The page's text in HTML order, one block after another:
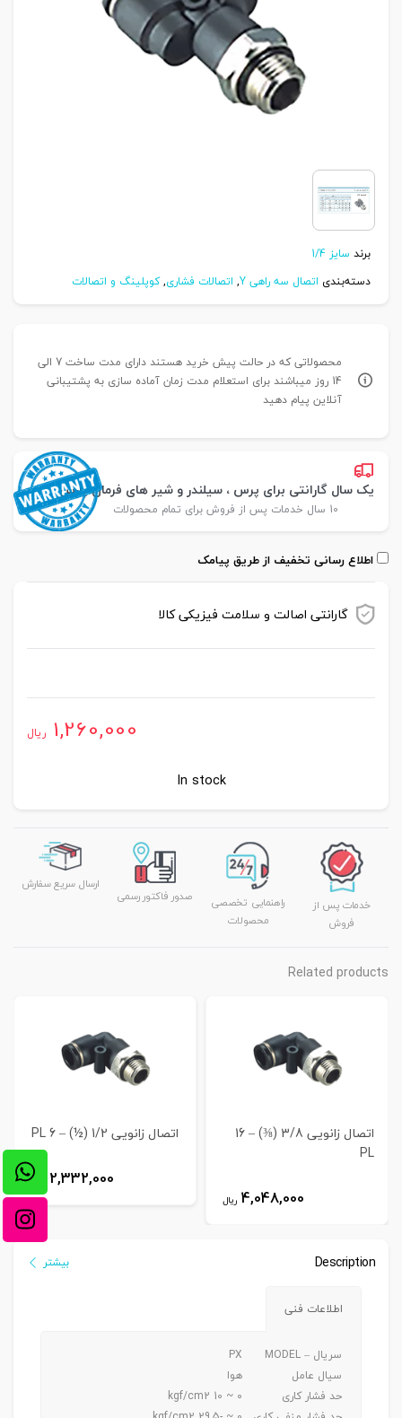
برند سایز 1/4
دسته‌بندی اتصال سه راهی Y , اتصالات فشاری,کوپلینگ و اتصالات
محصولاتی که در حالت پیش خرید هستند دارای مدت ساخت 7 الی
14 روز میباشند برای استعلام مدت زمان آماده سازی به پشتیبانی
آنلاین پیام دهید
یک سال گارانتی برای پرس ، سیلندر و شیر های فرمان پارس
10 سال خدمات پس از فروش برای تمام محصولات
اطلاع رسانی تخفیف از طریق پیامک
گارانتی اصالت و سلامت فیزیکی کالا
1,260,000 ریال
In stock
خدمات پس از
فروش
راهنمایی تخصصی
محصولات
صدور فاکتور رسمی
ارسال سریع سفارش
Related products
اتصال زانویی 3/8 (⅜) – 16
PL
4,048,000 ریال
اتصال زانویی 1/2 (½) – 6 PL
2,332,000 ریال
Description بیشتر
اطلاعات فنی
سریال – MODEL
PX
سیال عامل
هوا
حد فشار کاری
0 ~ 10 kgf/cm2